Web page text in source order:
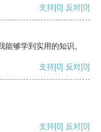
支持[0] 反对[0]
够学到实用的知识。
支持[0] 反对[0]
支持[0] 反对[0]